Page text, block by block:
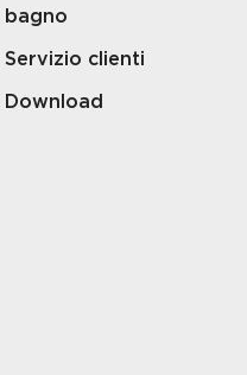
bagno
Servizio clienti
Download